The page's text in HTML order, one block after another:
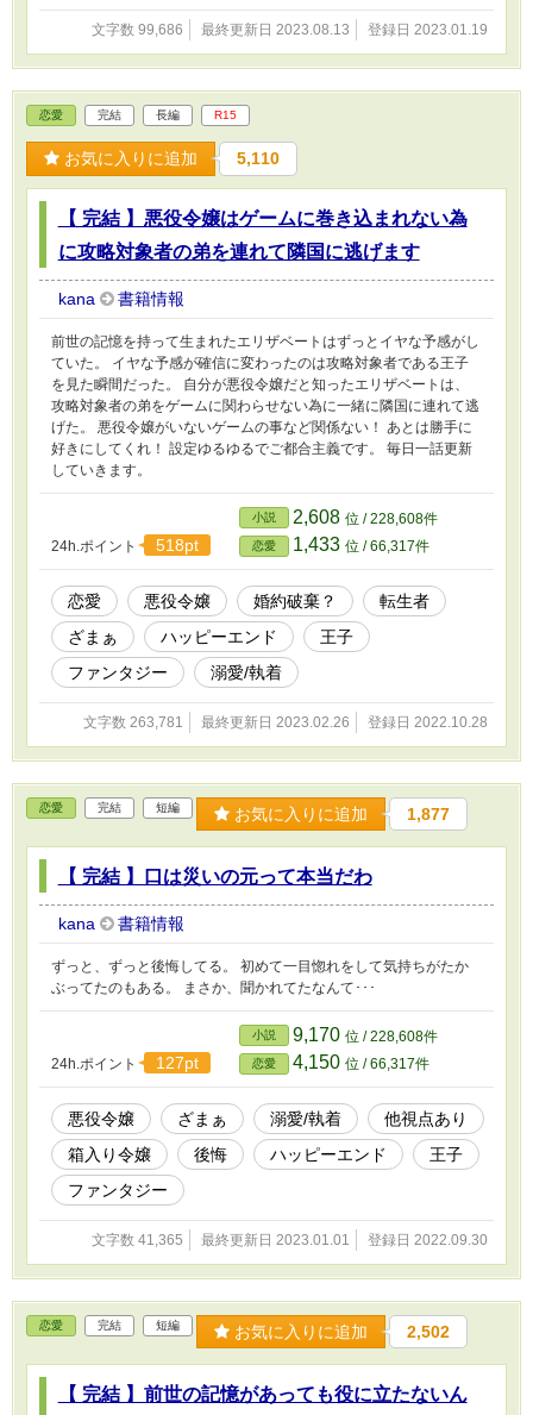
文字数 99,686 最終更新日 2023.08.13 登録日 2023.01.19
恋愛 完結 長編 R15
お気に入りに追加 5,110
【 完結 】悪役令嬢はゲームに巻き込まれない為
に攻略対象者の弟を連れて隣国に逃げます
kana 書籍情報
前世の記憶を持って生まれたエリザベートはずっとイヤな予感がし
ていた。 イヤな予感が確信に変わったのは攻略対象者である王子
を見た瞬間だった。 自分が悪役令嬢だと知ったエリザベートは、
攻略対象者の弟をゲームに関わらせない為に一緒に隣国に連れて逃
げた。 悪役令嬢がいないゲームの事など関係ない！ あとは勝手に
好きにしてくれ！ 設定ゆるゆるでご都合主義です。 毎日一話更新
していきます。
24h.ポイント 518pt
小説 2,608 位 / 228,608件
恋愛 1,433 位 / 66,317件
恋愛 悪役令嬢 婚約破棄？
転生者
ざまぁ
ハッピーエンド
王子
ファンタジー
溺愛/執着
文字数 263,781 最終更新日 2023.02.26 登録日 2022.10.28
恋愛 完結 短編 お気に入りに追加 1,877
【 完結 】口は災いの元って本当だわ
kana 書籍情報
ずっと、ずっと後悔してる。 初めて一目惚れをして気持ちがたか
ぶってたのもある。 まさか、聞かれてたなんて･･･
24h.ポイント 127pt
小説 9,170 位 / 228,608件
恋愛 4,150 位 / 66,317件
悪役令嬢 ざまぁ 溺愛/執着
他視点あり
箱入り令嬢
後悔 ハッピーエンド
王子
ファンタジー
文字数 41,365 最終更新日 2023.01.01 登録日 2022.09.30
恋愛 完結 短編 お気に入りに追加 2,502
【 完結 】前世の記憶があっても役に立たないん